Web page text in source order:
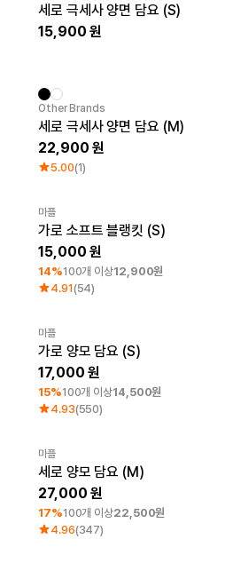
세로 극세사 양면 담요 (S)
15,900
New
Other Brands
세로 극세사 양면 담요 (M)
22,900
5.00(1)
최소 주문수량 1개
마플
가로 소프트 블랭킷 (S)
15,000
14%100개 이상12,900원
4.91(54)
최소 주문수량 1개 Category Best
마플
가로 양모 담요 (S)
17,000
15%100개 이상14,500원
4.93(550)
최소 주문수량 1개
마플
세로 양모 담요 (M)
27,000
17%100개 이상22,500원
4.96(347)